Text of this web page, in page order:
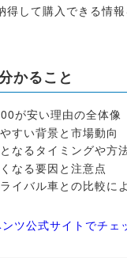
得して購入できる情
かること
が安い理由の全体像
すい背景と市場動向
なるタイミングや方
なる要因と注意点
イバル車との比較に
ツ公式サイトでチェ